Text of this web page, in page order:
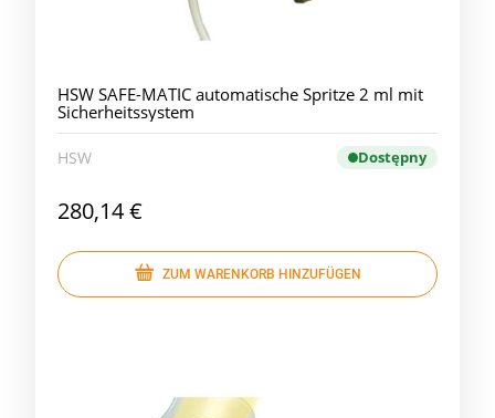
HSW SAFE-MATIC automatische Spritze 2 ml mit
Sicherheitssystem
HSW Dostępny
280,14 €
ZUM WARENKORB HINZUFÜGEN